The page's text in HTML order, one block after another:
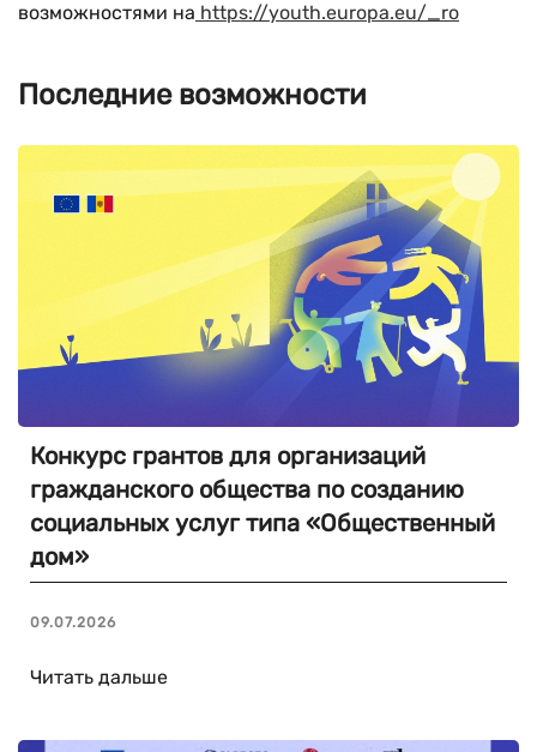
возможностями на https://youth.europa.eu/_ro
Последние возможности
Конкурс грантов для организаций
гражданского общества по созданию
социальных услуг типа «Общественный
дом»
09.07.2026
Читать дальше